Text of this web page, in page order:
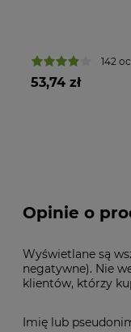
142
53,74 zł
Opinie o
Wyświetlane są
negatywne). Nie
klientów, którzy
Imię lub